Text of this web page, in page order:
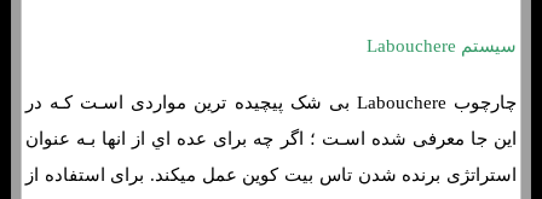
سیستم Labouchere
چارچوب Labouchere بی شک پیچیده ترین مواردی اسـت کـه در
این جا معرفی شده اسـت ؛ اگر چه برای عده اي از انها بـه عنوان
استراتژی برنده شدن تاس بیت کوین عمل میکند. برای استفاده از